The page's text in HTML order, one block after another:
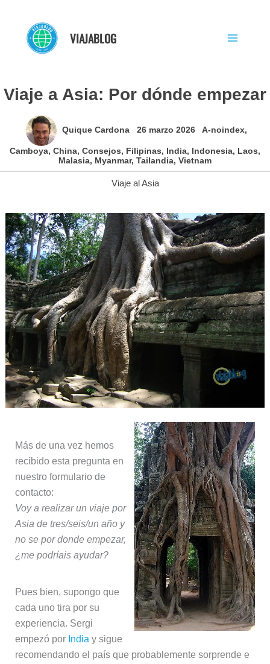
contenido
VIAJABLOG
Viaje a Asia: Por dónde empezar
Quique Cardona 26 marzo 2026 A-noindex,
Camboya, China, Consejos, Filipinas, India, Indonesia, Laos,
Malasia, Myanmar, Tailandia, Vietnam
Viaje al Asia
Más de una vez hemos
recibido esta pregunta en
nuestro formulario de
contacto:
Voy a realizar un viaje por
Asia de tres/seis/un año y
no se por donde empezar,
¿me podríais ayudar?
Pues bien, supongo que
cada uno tira por su
experiencia. Sergi
empezó por India y sigue
recomendando el país que probablemente sorprende e